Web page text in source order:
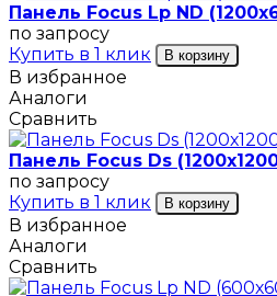
Панель Focus Lp ND
по запросу
Купить в 1 клик
В корзину
В избранное
Аналоги
Сравнить
Панель Focus Ds
по запросу
Купить в 1 клик
В корзину
В избранное
Аналоги
Сравнить